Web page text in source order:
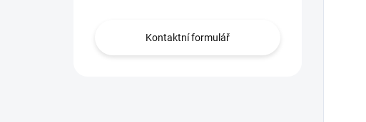
Kontaktní formulář